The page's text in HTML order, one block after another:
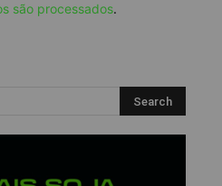
são processados.